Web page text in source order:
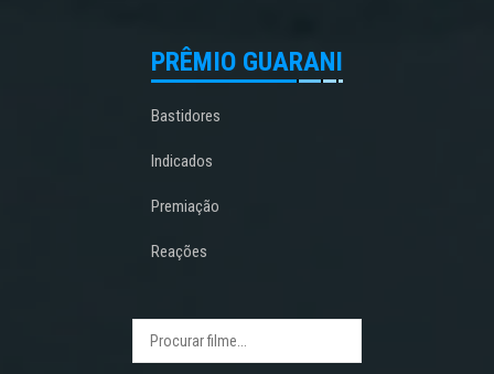
PRÊMIO GUARANI
Bastidores
Indicados
Premiação
Reações